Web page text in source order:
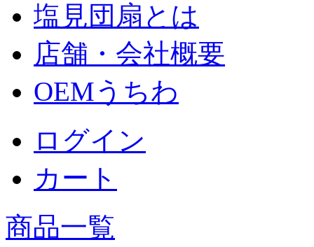
塩見団扇とは
店舗・会社概要
OEMうちわ
ログイン
カート
商品一覧